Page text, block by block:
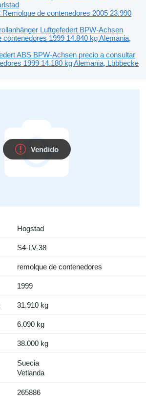
Remolque de contenedores 2005 23.990
Luftgefedert BPW-Achsen
contenedores 1999 14.840 kgAlemania,
ABS BPW-Achsen precio a consultar
1999 14.180 kgAlemania, Lübbecke
Vendido
Hogstad
S4-LV-38
remolque de contenedores
1999
31.910 kg
6.090 kg
38.000 kg
Suecia
Vetlanda
265886